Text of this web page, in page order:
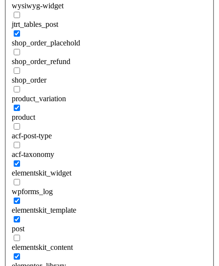
wysiwyg-widget
jtrt_tables_post
shop_order_placehold
shop_order_refund
shop_order
product_variation
product
acf-post-type
acf-taxonomy
elementskit_widget
wpforms_log
elementskit_template
post
elementskit_content